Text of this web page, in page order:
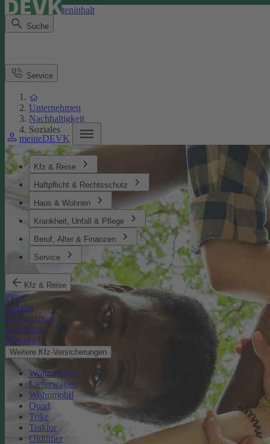
Direkt zum Seiteninhalt
Suche
meineDEVK
Kfz & Reise
Haftpflicht & Rechtsschutz
Haus & Wohnen
Krankheit, Unfall & Pflege
Beruf, Alter & Finanzen
Service
Kfz & Reise
Pkw
E-Auto
Kleinkraftrad
Anhänger
Motorrad
Weitere Kfz-Versicherungen
Wohnwagen
Lieferwagen
Wohnmobil
Quad
Trike
Traktor
Oldtimer
Service
Unternehmen
Nachhaltigkeit
Soziales